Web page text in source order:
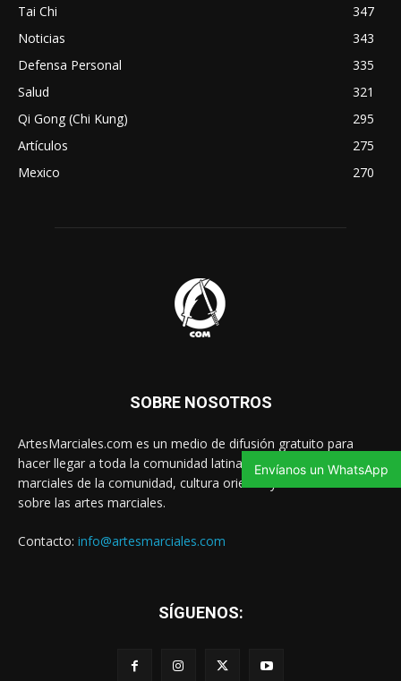
Tai Chi
347
Noticias
343
Defensa Personal
335
Salud
321
Qi Gong (Chi Kung)
295
Artículos
275
Mexico
270
SOBRE NOSOTROS
ArtesMarciales.com es un medio de difusión gratuito para
hacer llegar a toda la comunidad latina las noticias de artes
marciales de la comunidad, cultura oriental y contenido valioso
sobre las artes marciales.
Contacto: info@artesmarciales.com
SÍGUENOS:
Envíanos un WhatsApp